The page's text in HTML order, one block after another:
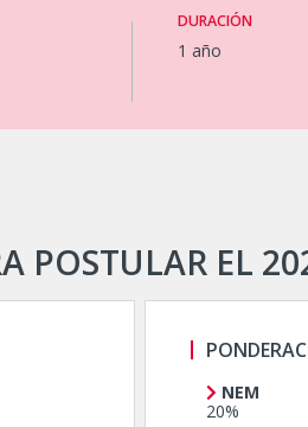
DURACIÓN
1 año
POSTULAR EL
NEM
20%